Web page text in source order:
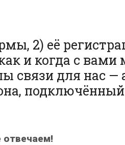
2) её
и когда с вами
связи для нас —